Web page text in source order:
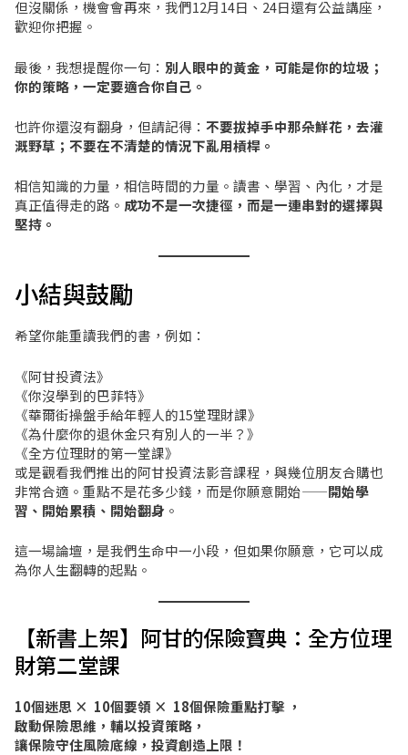
但沒關係，機會會再來，我們12月14日、24日還有公益講座，
歡迎你把握。
最後，我想提醒你一句： 別人眼中的黃金，可能是你的垃圾；
你的策略，一定要適合你自己。
也許你還沒有翻身，但請記得： 不要拔掉手中那朵鮮花，去灌
溉野草；不要在不清楚的情況下亂用槓桿。
相信知識的力量，相信時間的力量。讀書、學習、內化，才是
真正值得走的路。 成功不是一次捷徑，而是一連串對的選擇與
堅持。
小結與鼓勵
希望你能重讀我們的書，例如：
《阿甘投資法》
《你沒學到的巴菲特》
《華爾街操盤手給年輕人的15堂理財課》
《為什麼你的退休金只有別人的一半？》
《全方位理財的第一堂課》
或是觀看我們推出的阿甘投資法影音課程，與幾位朋友合購也
非常合適。重點不是花多少錢，而是你願意開始——開始學
習、開始累積、開始翻身。
這一場論壇，是我們生命中一小段，但如果你願意，它可以成
為你人生翻轉的起點。
【新書上架】阿甘的保險寶典：全方位理
財第二堂課
10個迷思 × 10個要領 × 18個保險重點打擊 ，
啟動保險思維，輔以投資策略，
讓保險守住風險底線，投資創造上限！